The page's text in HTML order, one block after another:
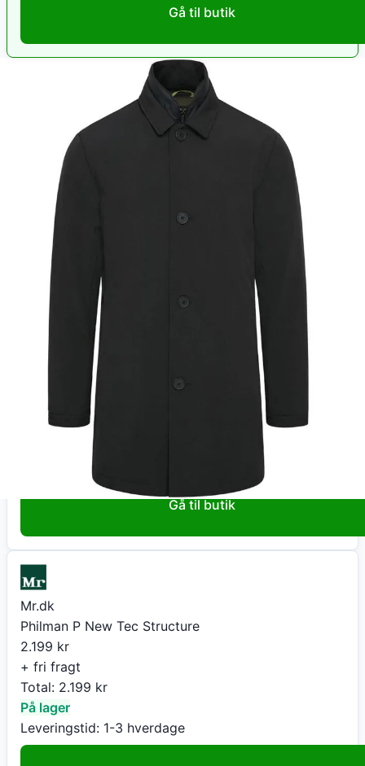
Gå til butik
Dintojmand.dk
Philman P New Tec Structure
kr
+ fri fragt
Total:
På lager
Leveringstid:
Dintojmand.dk
Philman P New Tec Structure
+ fri fragt
kr
Leveringstid:
Gå til butik
Mr.dk
Philman P New Tec Structure
2.199 kr
+ fri fragt
Total: 2.199 kr
På lager
Leveringstid: 1-3 hverdage